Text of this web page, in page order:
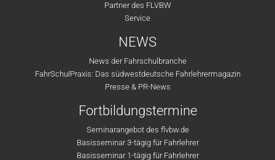
Partner des FLVBW
Service
NEWS
News der Fahrschulbranche
FahrSchulPraxis: Das südwestdeutsche Fahrlehrermagazin
Presse & PR-News
Fortbildungstermine
Seminarangebot des flvbw.de
Basisseminar 3-tägig für Fahrlehrer
Basisseminar 1-tägig für Fahrlehrer